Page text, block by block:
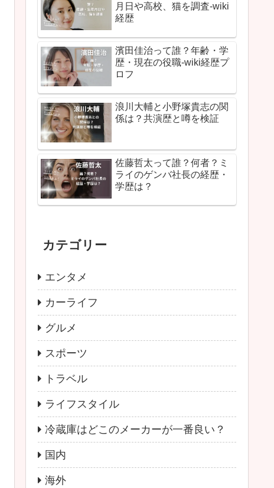
月日や高校、猫を調査-wiki
経歴
濱田佳治って誰？年齢・学
歴・現在の役職-wiki経歴プ
ロフ
浪川大輔と小野塚貴志の関
係は？共演歴と噂を検証
佐藤哲太って誰？何者？ミ
ライのゲンバ社長の経歴・
学歴は？
カテゴリー
エンタメ
カーライフ
グルメ
スポーツ
トラベル
ライフスタイル
冷蔵庫はどこのメーカーが一番良い？
国内
海外